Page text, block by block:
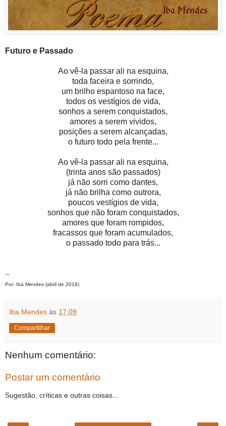
Futuro e Passado
Ao vê-la passar ali na esquina,
toda faceira e sorrindo,
um brilho espantoso na face,
todos os vestígios de vida,
sonhos a serem conquistados,
amores a serem vividos,
posições a serem alcançadas,
o futuro todo pela frente...
Ao vê-la passar ali na esquina,
(trinta anos são passados)
já não sorri como dantes,
já não brilha como outrora,
poucos vestígios de vida,
sonhos que não foram conquistados,
amores que foram rompidos,
fracassos que foram acumulados,
o passado todo para trás...
---
Por: Iba Mendes (abril de 2018)
Iba Mendes às 17:09
Compartilhar
Nenhum comentário:
Postar um comentário
Sugestão, críticas e outras coisas...